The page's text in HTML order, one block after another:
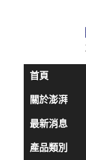
首頁
關於澎湃
最新消息
產品類別